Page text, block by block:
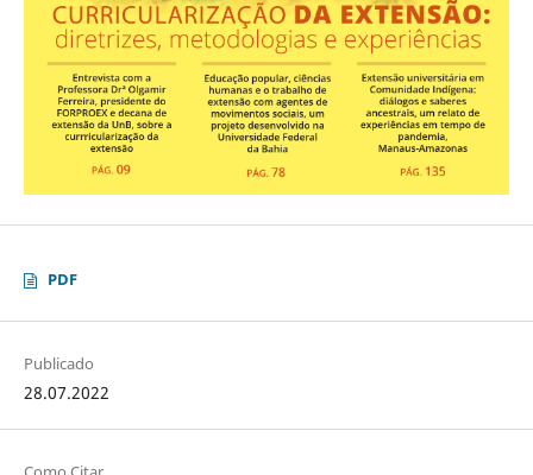
PDF
Publicado
28.07.2022